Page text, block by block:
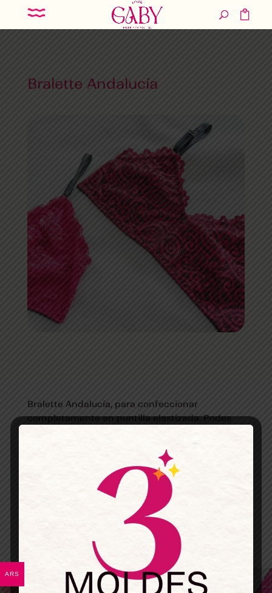
Bralette Andalucía
Bralette Andalucía, para confeccionar
completamente en puntilla elastizada. Podes
Esta publicación solo está disponible para
ARS